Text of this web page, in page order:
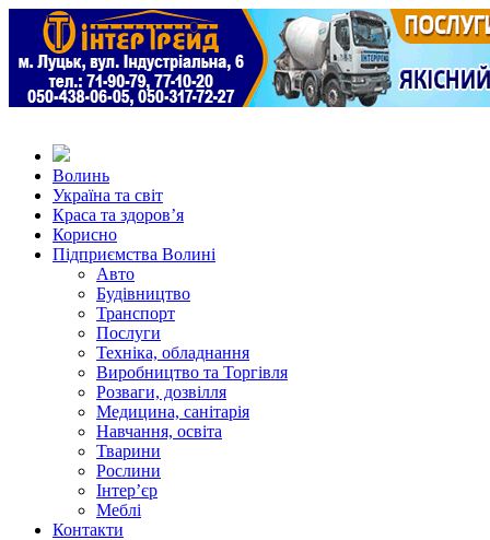
Волинь
Україна та світ
Краса та здоров’я
Корисно
Підприємства Волині
Авто
Будівництво
Транспорт
Послуги
Техніка, обладнання
Виробництво та Торгівля
Розваги, дозвілля
Медицина, санітарія
Навчання, освіта
Тварини
Рослини
Інтер’єр
Меблі
Контакти